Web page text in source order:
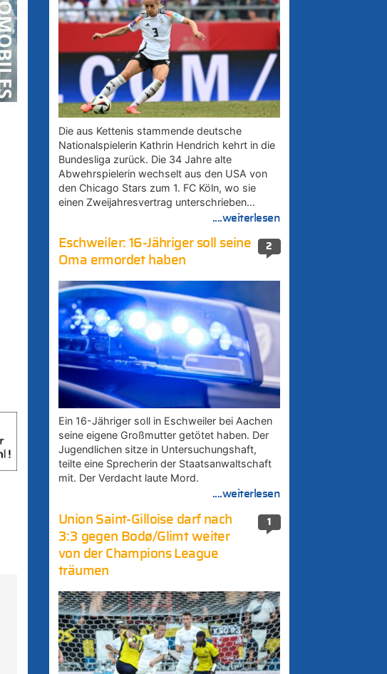
Die aus Kettenis stammende deutsche
Nationalspielerin Kathrin Hendrich kehrt in die
Bundesliga zurück. Die 34 Jahre alte
Abwehrspielerin wechselt aus den USA von
den Chicago Stars zum 1. FC Köln, wo sie
einen Zweijahresvertrag unterschrieben…
....weiterlesen
2
Eschweiler: 16-Jähriger soll seine
Oma ermordet haben
Ein 16-Jähriger soll in Eschweiler bei Aachen
seine eigene Großmutter getötet haben. Der
Jugendlichen sitze in Untersuchungshaft,
teilte eine Sprecherin der Staatsanwaltschaft
mit. Der Verdacht laute Mord.
....weiterlesen
1
Union Saint-Gilloise darf nach
3:3 gegen Bodø/Glimt weiter
von der Champions League
träumen